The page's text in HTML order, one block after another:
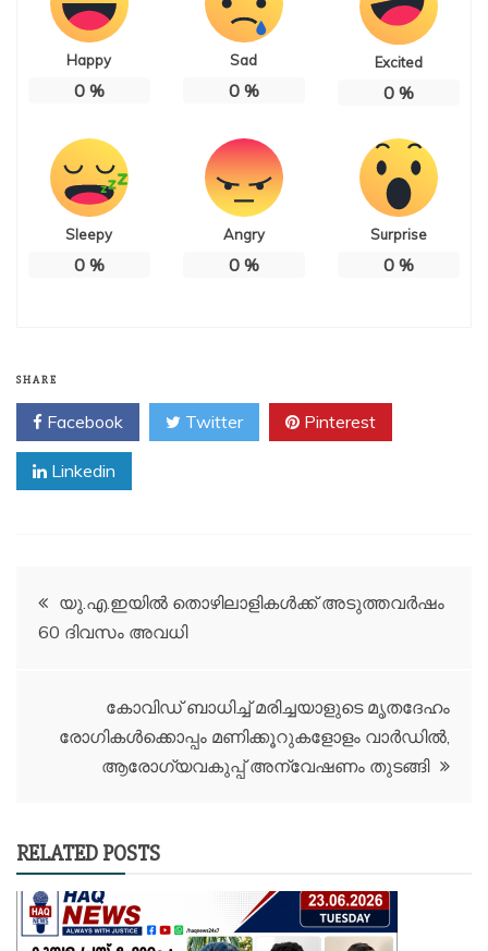
Happy
0%
Sad
0%
Excited
0%
Sleepy
0%
Angry
0%
Surprise
0%
SHARE
Facebook Twitter Pinterest
Linkedin
Post
navigation
യു.എ.ഇയില്‍ തൊഴിലാളികള്‍ക്ക് അടുത്തവര്‍ഷം
60 ദിവസം അവധി
കോവിഡ് ബാധിച്ച് മരിച്ചയാളുടെ മൃതദേഹം
രോഗികൾക്കൊപ്പം മണിക്കൂറുകളോളം വാർഡിൽ,
ആരോഗ്യവകുപ്പ് അന്വേഷണം തുടങ്ങി
RELATED POSTS